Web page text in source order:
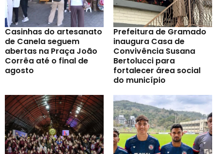
Casinhas do artesanato
de Canela seguem
abertas na Praça João
Corrêa até o final de
agosto
Prefeitura de Gramado
inaugura Casa de
Convivência Susana
Bertolucci para
fortalecer área social
do município